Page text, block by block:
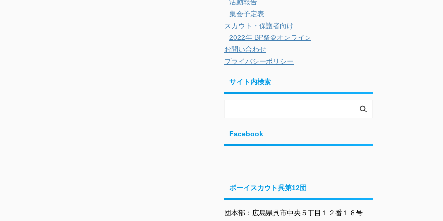
集会予定表
スカウト・保護者向け
2022年 BP祭＠オンライン
お問い合わせ
プライバシーポリシー
サイト内検索
Facebook
ボーイスカウト呉第12団
団本部：広島県呉市中央５丁目１２番１８号